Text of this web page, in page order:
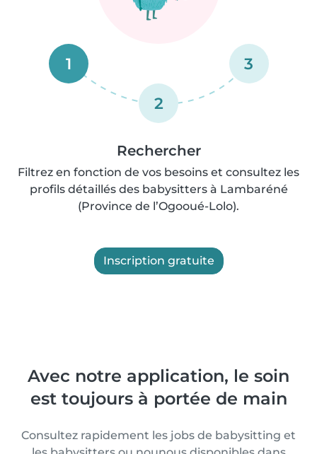
1
2
3
Rechercher
Filtrez en fonction de vos besoins et consultez les
profils détaillés des babysitters à Lambaréné
(Province de l’Ogooué-Lolo).
Inscription gratuite
Avec notre application, le soin
est toujours à portée de main
Consultez rapidement les jobs de babysitting et